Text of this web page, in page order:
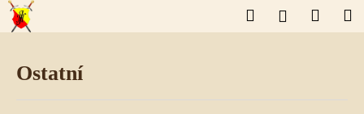
Přejít
na
obsah
HledatPřihlášení
Ostatní
š
C